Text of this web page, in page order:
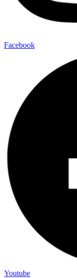
Facebook
Youtube